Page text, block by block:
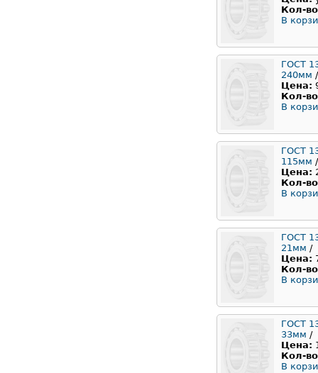
Кол-
В
ГОСТ
240мм /
Цена:
Кол-
В
ГОСТ
115мм /
Цена:
Кол-
В
ГОСТ
21мм /
Цена:
Кол-
В
ГОСТ
33мм /
Цена:
Кол-
В